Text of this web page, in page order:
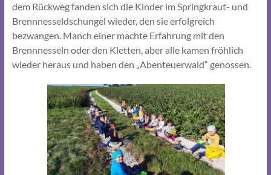
dem Rückweg fanden sich die Kinder im Springkraut- und
Brennnesseldschungel wieder, den sie erfolgreich
bezwangen. Manch einer machte Erfahrung mit den
Brennnesseln oder den Kletten, aber alle kamen fröhlich
wieder heraus und haben den „Abenteuerwald“ genossen.